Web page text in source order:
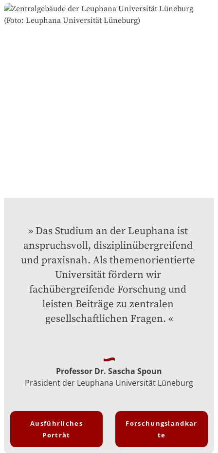
Das Studium an der Leuphana ist
anspruchsvoll, disziplinübergreifend
und praxisnah. Als themenorientierte
Universität fördern wir
fachübergreifende Forschung und
leisten Beiträge zu zentralen
gesellschaftlichen Fragen.
Professor Dr. Sascha Spoun
Präsident der Leuphana Universität Lüneburg
Ausführliches
Porträt
Forschungslandkar
te